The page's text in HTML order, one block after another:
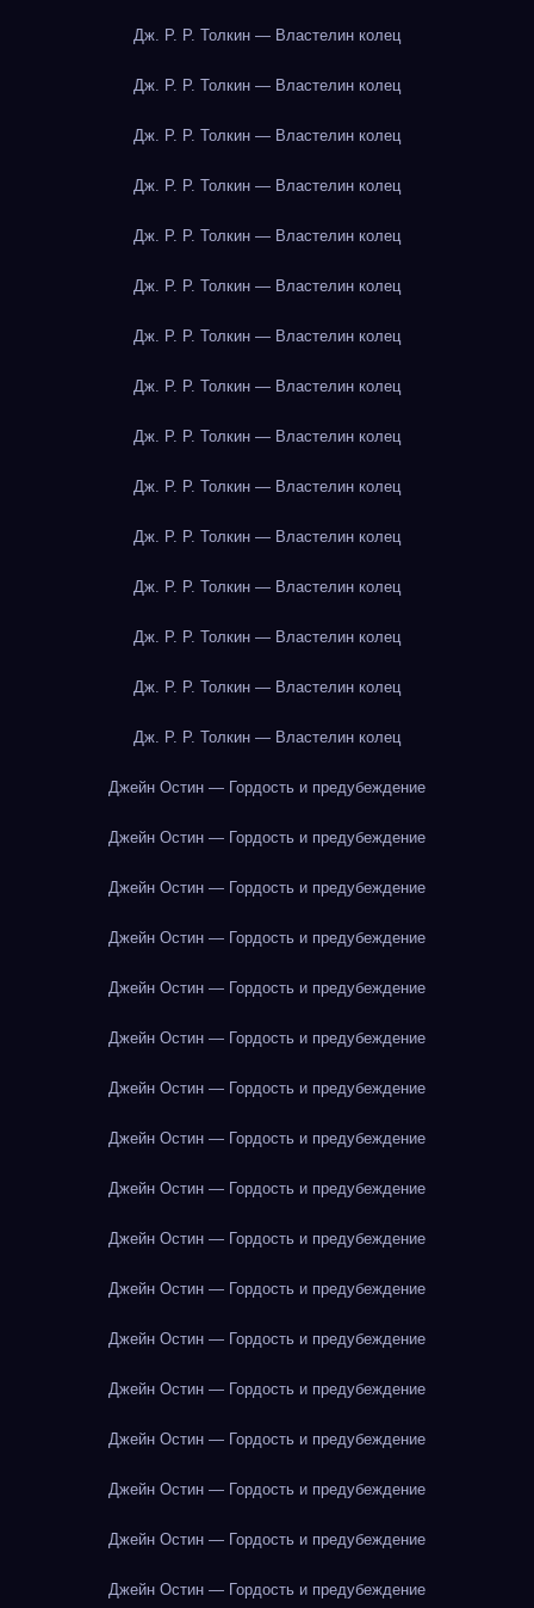
Дж. Р. Р. Толкин — Властелин колец
Дж. Р. Р. Толкин — Властелин колец
Дж. Р. Р. Толкин — Властелин колец
Дж. Р. Р. Толкин — Властелин колец
Дж. Р. Р. Толкин — Властелин колец
Дж. Р. Р. Толкин — Властелин колец
Дж. Р. Р. Толкин — Властелин колец
Дж. Р. Р. Толкин — Властелин колец
Дж. Р. Р. Толкин — Властелин колец
Дж. Р. Р. Толкин — Властелин колец
Дж. Р. Р. Толкин — Властелин колец
Дж. Р. Р. Толкин — Властелин колец
Дж. Р. Р. Толкин — Властелин колец
Дж. Р. Р. Толкин — Властелин колец
Дж. Р. Р. Толкин — Властелин колец
Джейн Остин — Гордость и предубеждение
Джейн Остин — Гордость и предубеждение
Джейн Остин — Гордость и предубеждение
Джейн Остин — Гордость и предубеждение
Джейн Остин — Гордость и предубеждение
Джейн Остин — Гордость и предубеждение
Джейн Остин — Гордость и предубеждение
Джейн Остин — Гордость и предубеждение
Джейн Остин — Гордость и предубеждение
Джейн Остин — Гордость и предубеждение
Джейн Остин — Гордость и предубеждение
Джейн Остин — Гордость и предубеждение
Джейн Остин — Гордость и предубеждение
Джейн Остин — Гордость и предубеждение
Джейн Остин — Гордость и предубеждение
Джейн Остин — Гордость и предубеждение
Джейн Остин — Гордость и предубеждение